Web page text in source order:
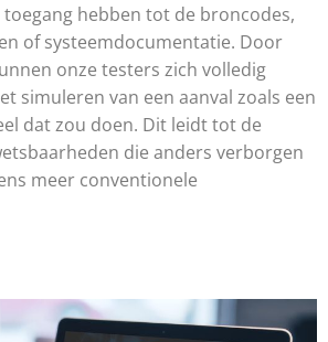
toegang hebben tot de broncodes,
of systeemdocumentatie. Door
onze testers zich volledig
simuleren van een aanval zoals een
dat zou doen. Dit leidt tot de
die anders verborgen
meer conventionele